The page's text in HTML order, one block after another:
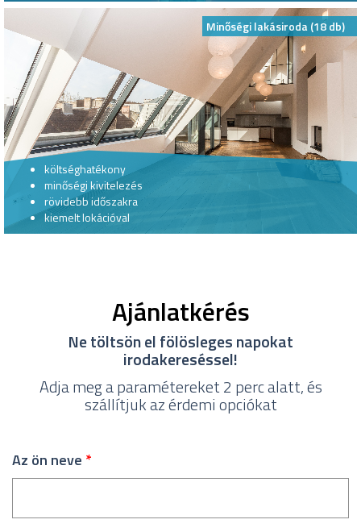
Minőségi lakásiroda (18 db)
költséghatékony
minőségi kivitelezés
rövidebb időszakra
kiemelt lokációval
Ajánlatkérés
Ne töltsön el fölösleges napokat
irodakereséssel!
Adja meg a paramétereket 2 perc alatt, és
szállítjuk az érdemi opciókat
Az ön neve *